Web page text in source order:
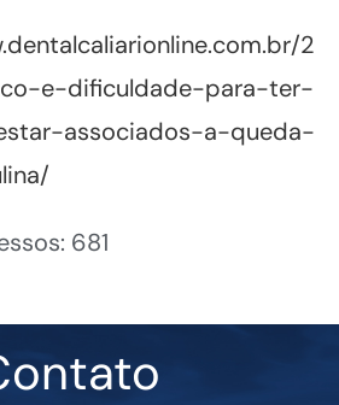
2
e-dificuldade-para-ter-
associados-a-queda-
681